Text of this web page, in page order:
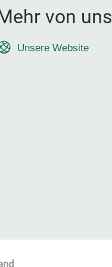
von uns
Unsere Website